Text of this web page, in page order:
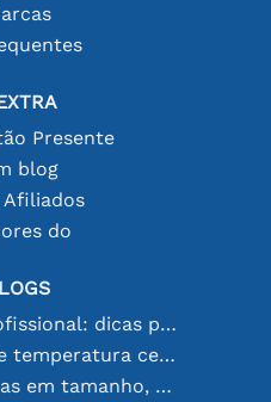
Presente
blog
Afiliados
do
Soldando como um profissional: dicas para conexões eletrônicas perfeitas
Escolhendo o sensor de temperatura certo [youtube]
Baterias 18650: Pequenas em tamanho, grandes em desempenho